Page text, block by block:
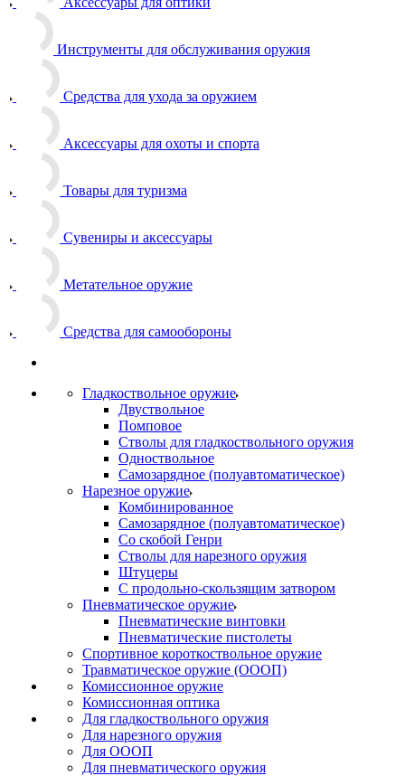
Инструменты для обслуживания оружия
Средства для ухода за оружием
Аксессуары для охоты и спорта
Товары для туризма
Сувениры и аксессуары
Метательное оружие
Средства для самообороны
Гладкоствольное оружие
Двуствольное
Помповое
Стволы для гладкоствольного оружия
Одноствольное
Самозарядное (полуавтоматическое)
Нарезное оружие
Комбинированное
Самозарядное (полуавтоматическое)
Со скобой Генри
Стволы для нарезного оружия
Штуцеры
С продольно-скользящим затвором
Пневматическое оружие
Пневматические винтовки
Пневматические пистолеты
Спортивное короткоствольное оружие
Травматическое оружие (ОООП)
Комиссионное оружие
Комиссионная оптика
Для гладкоствольного оружия
Для нарезного оружия
Для ОООП
Для пневматического оружия